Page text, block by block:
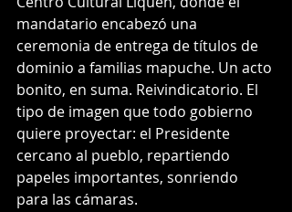
mandatario encabezó una
ceremonia de entrega de títulos de
dominio a familias mapuche. Un acto
bonito, en suma. Reivindicatorio. El
tipo de imagen que todo gobierno
quiere proyectar: el Presidente
cercano al pueblo, repartiendo
papeles importantes, sonriendo
para las cámaras.